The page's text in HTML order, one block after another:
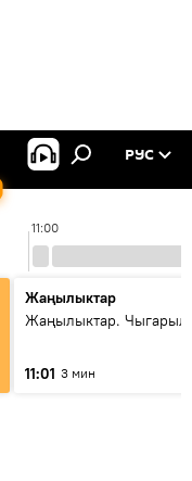
РУС
11:00
Жаңылыктар
Жаңылыктар.
11:01 3 мин